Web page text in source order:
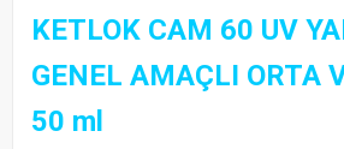
KETLOK CAM 60 UV
GENEL AMAÇLI ORTA
50 ml